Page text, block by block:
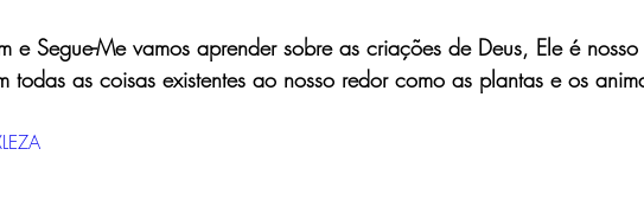
e Segue-Me vamos aprender sobre as criações de Deus, Ele é nosso
todas as coisas existentes ao nosso redor como as plantas e os